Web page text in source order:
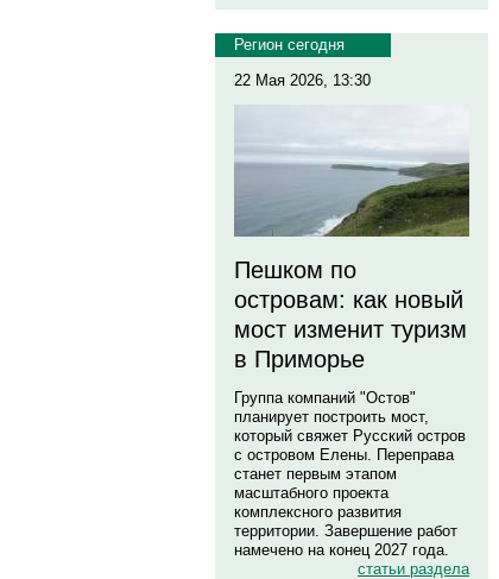
Регион сегодня
22 Мая 2026, 13:30
Пешком по
островам: как новый
мост изменит туризм
в Приморье
Группа компаний "Остов"
планирует построить мост,
который свяжет Русский остров
с островом Елены. Переправа
станет первым этапом
масштабного проекта
комплексного развития
территории. Завершение работ
намечено на конец 2027 года.
статьи раздела